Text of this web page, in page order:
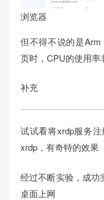
浏览器
但不得不说的是
页时，CPU的使用率
补充
试试看将xrdp服务
xrdp，有奇特的效果
经过不断实验，成功
桌面上网